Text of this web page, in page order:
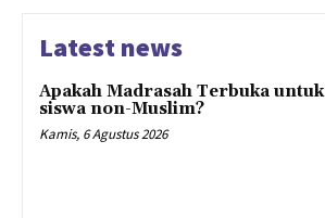
Latest news
Apakah Madrasah Terbuka untuk
siswa non-Muslim?
Kamis, 6 Agustus 2026